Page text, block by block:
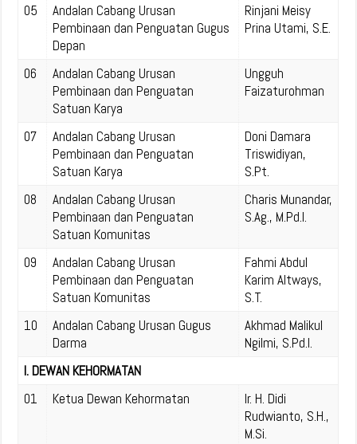
05
Andalan Cabang Urusan
Pembinaan dan Penguatan Gugus
Depan
Rinjani Meisy
Prina Utami, S.E.
06
Andalan Cabang Urusan
Pembinaan dan Penguatan
Satuan Karya
Ungguh
Faizaturohman
07
Andalan Cabang Urusan
Pembinaan dan Penguatan
Satuan Karya
Doni Damara
Triswidiyan,
S.Pt.
08
Andalan Cabang Urusan
Pembinaan dan Penguatan
Satuan Komunitas
Charis Munandar,
S.Ag., M.Pd.I.
09
Andalan Cabang Urusan
Pembinaan dan Penguatan
Satuan Komunitas
Fahmi Abdul
Karim Altways,
S.T.
10
Andalan Cabang Urusan Gugus
Darma
Akhmad Malikul
Ngilmi, S.Pd.I.
I. DEWAN KEHORMATAN
01
Ketua Dewan Kehormatan
Ir. H. Didi
Rudwianto, S.H.,
M.Si.